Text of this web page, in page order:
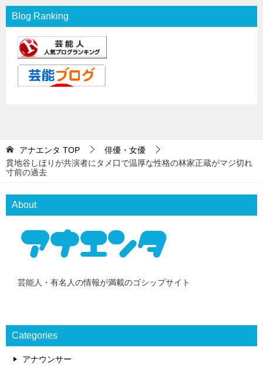
Blog Ranking
アナエンタ TOP
俳優・女優
貫地谷しほりが共演者にタメ口で温厚な性格の林家正蔵がマジ切れ
寸前の過去
About
芸能人・有名人の情報が満載のゴシップサイト
Categories
アナウンサー